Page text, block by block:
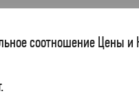
соотношение Цены